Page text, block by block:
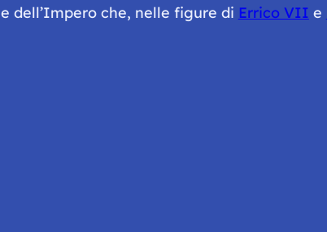
dell’Impero che, nelle figure di Errico VII e